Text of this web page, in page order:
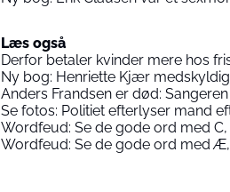
Læs også
Derfor betaler kvinder mere hos
Ny bog: Henriette Kjær
Anders Frandsen er død:
Se fotos: Politiet efterlyser mand
Wordfeud: Se de gode ord med C,
Wordfeud: Se de gode ord med